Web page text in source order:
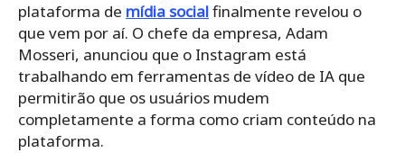
plataforma de mídia socialfinalmente revelou o
que vem por aí. O chefe da empresa, Adam
Mosseri, anunciou que o Instagram está
trabalhando em ferramentas de vídeo de IA que
permitirão que os usuários mudem
completamente a forma como criam conteúdo na
plataforma.